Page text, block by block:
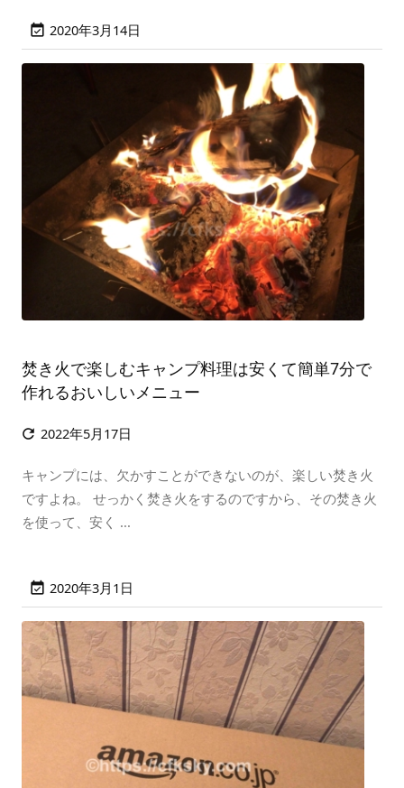
 2020年3月14日
焚き火で楽しむキャンプ料理は安くて簡単7分で
作れるおいしいメニュー
 2022年5月17日
キャンプには、欠かすことができないのが、楽しい焚き火
ですよね。 せっかく焚き火をするのですから、その焚き火
を使って、安く ...
 2020年3月1日